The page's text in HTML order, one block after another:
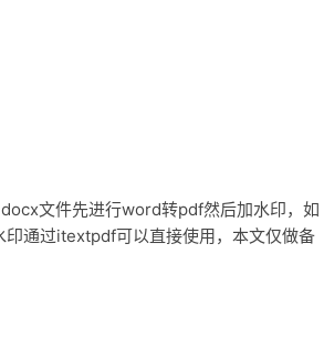
文件先进行word转pdf然后加水印，如
通过itextpdf可以直接使用，本文仅做备